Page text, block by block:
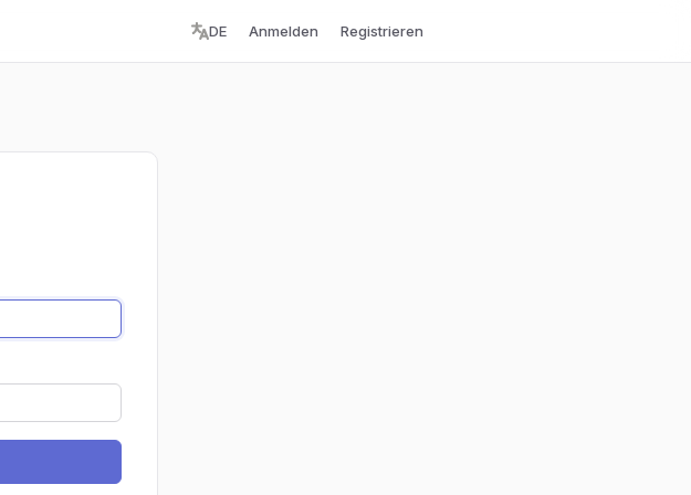
DE Anmelden Registrieren